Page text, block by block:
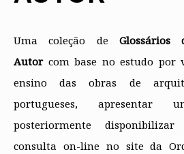
Conselho Fiscal
Conselho de Supervisão
Assembleia Regional
Conselho Diretivo Regional
Regional
Protocolos Comerciais
Legislação
Apoio
Minutas
Açores
Notícias
Toda a OA
Centro
Lisboa e Vale do Tejo
Alentejo
Algarve
Açores
Uma coleção de
Autor com base n​o estudo por
ensino das obras de
portugueses, apresentar
posteriormente
consulta on-line no site da